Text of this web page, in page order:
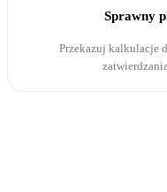
Sprawny
Przekazuj kalkulacje